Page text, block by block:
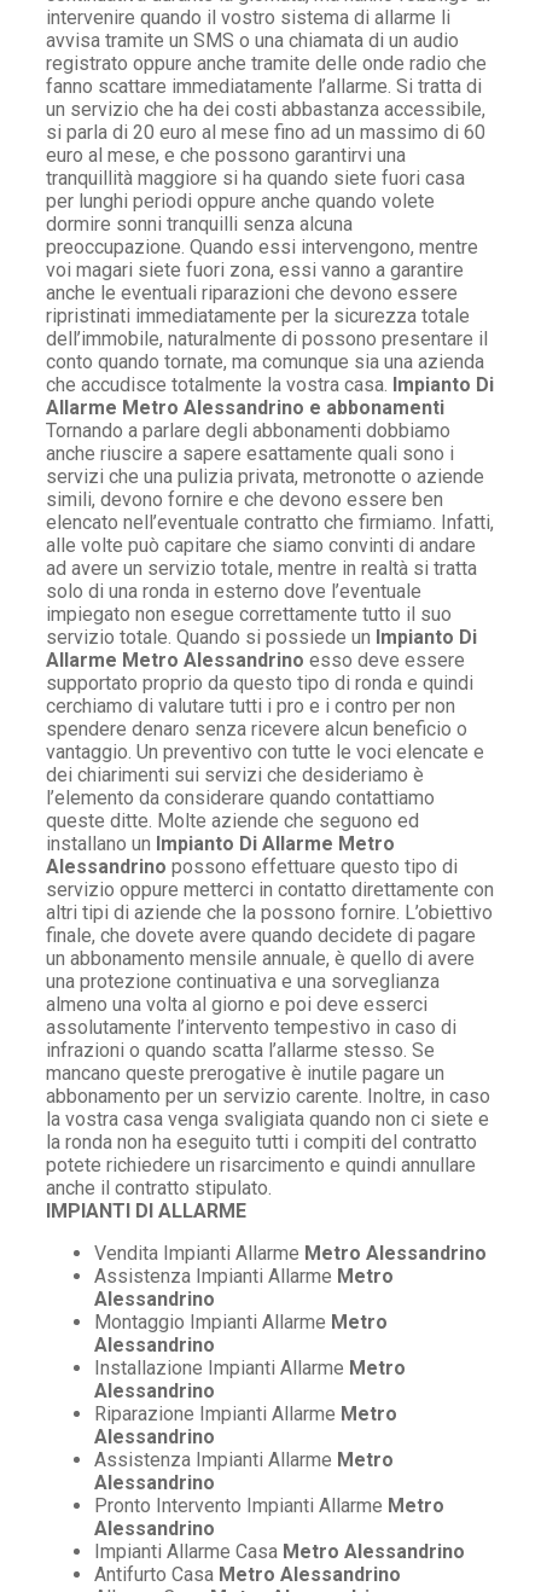
intervenire quando il vostro sistema di allarme li
avvisa tramite un SMS o una chiamata di un audio
registrato oppure anche tramite delle onde radio che
fanno scattare immediatamente l’allarme. Si tratta di
un servizio che ha dei costi abbastanza accessibile,
si parla di 20 euro al mese fino ad un massimo di 60
euro al mese, e che possono garantirvi una
tranquillità maggiore si ha quando siete fuori casa
per lunghi periodi oppure anche quando volete
dormire sonni tranquilli senza alcuna
preoccupazione. Quando essi intervengono, mentre
voi magari siete fuori zona, essi vanno a garantire
anche le eventuali riparazioni che devono essere
ripristinati immediatamente per la sicurezza totale
dell’immobile, naturalmente di possono presentare il
conto quando tornate, ma comunque sia una azienda
che accudisce totalmente la vostra casa. Impianto Di
Allarme Metro Alessandrino e abbonamenti
Tornando a parlare degli abbonamenti dobbiamo
anche riuscire a sapere esattamente quali sono i
servizi che una pulizia privata, metronotte o aziende
simili, devono fornire e che devono essere ben
elencato nell’eventuale contratto che firmiamo. Infatti,
alle volte può capitare che siamo convinti di andare
ad avere un servizio totale, mentre in realtà si tratta
solo di una ronda in esterno dove l’eventuale
impiegato non esegue correttamente tutto il suo
servizio totale. Quando si possiede un Impianto Di
Allarme Metro Alessandrino esso deve essere
supportato proprio da questo tipo di ronda e quindi
cerchiamo di valutare tutti i pro e i contro per non
spendere denaro senza ricevere alcun beneficio o
vantaggio. Un preventivo con tutte le voci elencate e
dei chiarimenti sui servizi che desideriamo è
l’elemento da considerare quando contattiamo
queste ditte. Molte aziende che seguono ed
installano un Impianto Di Allarme Metro
Alessandrino possono effettuare questo tipo di
servizio oppure metterci in contatto direttamente con
altri tipi di aziende che la possono fornire. L’obiettivo
finale, che dovete avere quando decidete di pagare
un abbonamento mensile annuale, è quello di avere
una protezione continuativa e una sorveglianza
almeno una volta al giorno e poi deve esserci
assolutamente l’intervento tempestivo in caso di
infrazioni o quando scatta l’allarme stesso. Se
mancano queste prerogative è inutile pagare un
abbonamento per un servizio carente. Inoltre, in caso
la vostra casa venga svaligiata quando non ci siete e
la ronda non ha eseguito tutti i compiti del contratto
potete richiedere un risarcimento e quindi annullare
anche il contratto stipulato.
IMPIANTI DI ALLARME
Vendita Impianti Allarme Metro Alessandrino
Assistenza Impianti Allarme Metro
Alessandrino
Montaggio Impianti Allarme Metro
Alessandrino
Installazione Impianti Allarme Metro
Alessandrino
Riparazione Impianti Allarme Metro
Alessandrino
Assistenza Impianti Allarme Metro
Alessandrino
Pronto Intervento Impianti Allarme Metro
Alessandrino
Impianti Allarme Casa Metro Alessandrino
Antifurto Casa Metro Alessandrino